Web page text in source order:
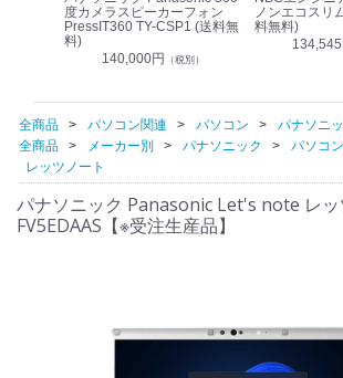
度カメラスピーカーフォン
PressIT360 TY-CSP1 (送料無
料)
140,000円 （税別）
ノンエコスリ
料無料)
全商品 パソコン関連 パソコン パナソニ
全商品
メーカー別 パナソニック
パソコ
レッツノート
パナソニック Panasonic Let's note レッ
FV5EDAAS【※受注生産品】